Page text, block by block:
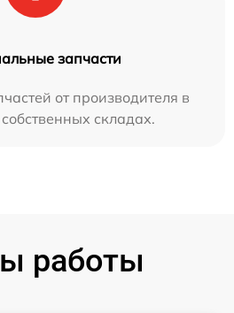
запчасти
от производителя в
складах.
работы